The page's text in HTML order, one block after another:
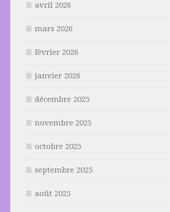
avril 2026
mars 2026
février 2026
janvier 2026
décembre 2025
novembre 2025
octobre 2025
septembre 2025
août 2025